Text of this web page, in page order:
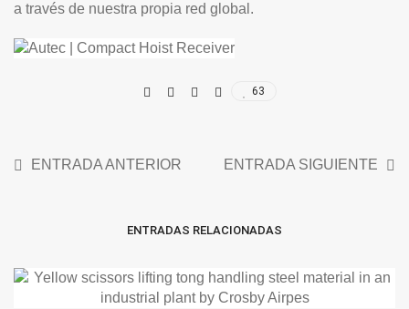
a través de nuestra propia red global.
63
ENTRADA ANTERIOR ENTRADA SIGUIENTE
ENTRADAS RELACIONADAS